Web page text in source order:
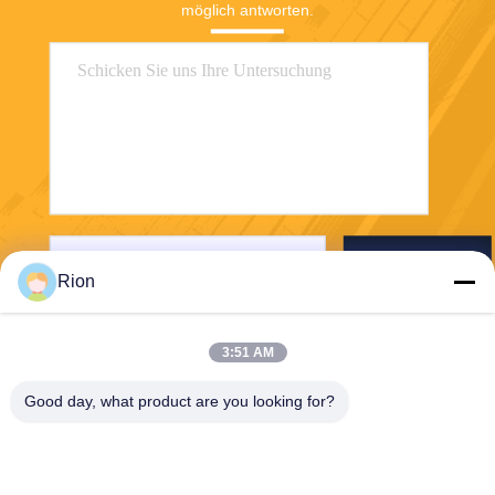
möglich antworten.
Rion
3:51 AM
Good day, what product are you looking for?